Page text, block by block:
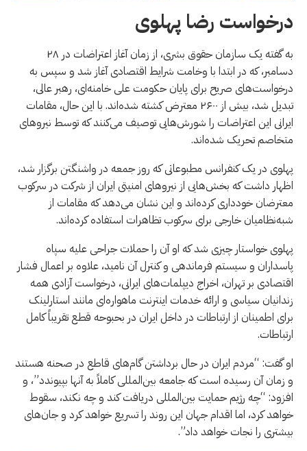
درخواست رضا پهلوی
به گفته یک سازمان حقوق بشری، از زمان آغاز اعتراضات در ۲۸
دسامبر، که در ابتدا با وخامت شرایط اقتصادی آغاز شد و سپس به
درخواست‌های صریح برای پایان حکومت علی خامنه‌ای، رهبر عالی،
تبدیل شد، بیش از ۲۶۰۰ معترض کشته شده‌اند. با این حال، مقامات
ایرانی این اعتراضات را شورش‌هایی توصیف می‌کنند که توسط نیروهای
متخاصم تحریک شده‌اند.
پهلوی در یک کنفرانس مطبوعاتی که روز جمعه در واشنگتن برگزار شد،
اظهار داشت که بخش‌هایی از نیروهای امنیتی ایران از شرکت در سرکوب
معترضان خودداری کرده‌اند و این نشان می‌دهد که مقامات از
شبه‌نظامیان خارجی برای سرکوب تظاهرات استفاده کرده‌اند.
پهلوی خواستار چیزی شد که او آن را حملات جراحی علیه سپاه
پاسداران و سیستم فرماندهی و کنترل آن نامید، علاوه بر اعمال فشار
اقتصادی بر تهران، اخراج دیپلمات‌های ایرانی، درخواست آزادی همه
زندانیان سیاسی و ارائه خدمات اینترنت ماهواره‌ای مانند استارلینک
برای اطمینان از ارتباطات در داخل ایران در بحبوحه قطع تقریباً کامل
ارتباطات.
او گفت: “مردم ایران در حال برداشتن گام‌های قاطع در صحنه هستند
و زمان آن رسیده است که جامعه بین‌المللی کاملاً به آنها بپیوندد”، و
افزود: “چه رژیم حمایت بین‌المللی دریافت کند و چه نکند، سقوط
خواهد کرد، اما اقدام جهان این روند را تسریع خواهد کرد و جان‌های
بیشتری را نجات خواهد داد”.